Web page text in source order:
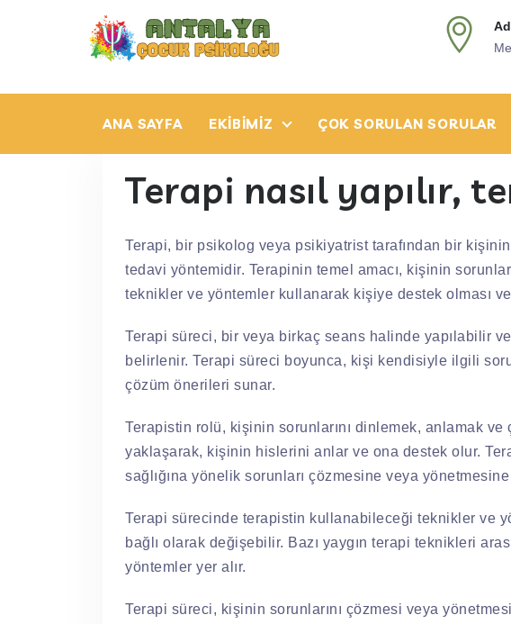
ANA SAYFA EKIBIMIZ ÇOK SORULAN SORULAR
Terapi nasıl yapılır,
Terapi, bir psikolog veya psikiyatrist tarafından bir
tedavi yöntemidir. Terapinin temel amacı, kişinin
teknikler ve yöntemler kullanarak kişiye destek olması
Terapi süreci, bir veya birkaç seans halinde yapılabilir
belirlenir. Terapi süreci boyunca, kişi kendisiyle ilgili
çözüm önerileri sunar.
Terapistin rolü, kişinin sorunlarını dinlemek, anlamak
yaklaşarak, kişinin hislerini anlar ve ona destek olur.
sağlığına yönelik sorunları çözmesine veya yönetmesine
Terapi sürecinde terapistin kullanabileceği teknikler ve
bağlı olarak değişebilir. Bazı yaygın terapi teknikleri
yöntemler yer alır.
Terapi süreci, kişinin sorunlarını çözmesi veya